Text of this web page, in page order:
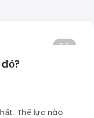
6
Thế lực nào